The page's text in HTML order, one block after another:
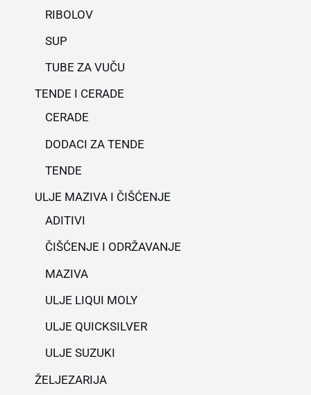
RIBOLOV
SUP
TUBE ZA VUČU
TENDE I CERADE
CERADE
DODACI ZA TENDE
TENDE
ULJE MAZIVA I ČIŠĆENJE
ADITIVI
ČIŠĆENJE I ODRŽAVANJE
MAZIVA
ULJE LIQUI MOLY
ULJE QUICKSILVER
ULJE SUZUKI
ŽELJEZARIJA